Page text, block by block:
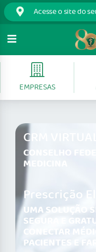
EMPRESAS
CRM VIRTUAL
CONSELHO
MEDICINA
Prescrição
UMA SOLUÇÃO
SEGURA E
CONECTAR
PACIENTES E